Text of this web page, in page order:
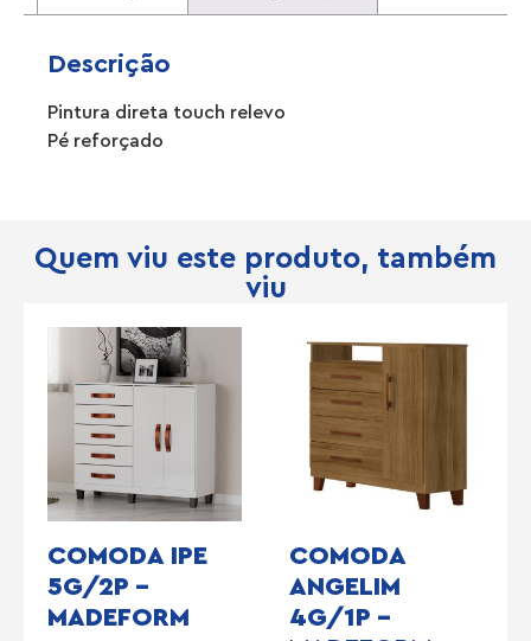
Descrição
Pintura direta touch relevo
Pé reforçado
Quem viu este produto, também
viu
COMODA IPE
5G/2P –
MADEFORM
COMODA
ANGELIM
4G/1P –